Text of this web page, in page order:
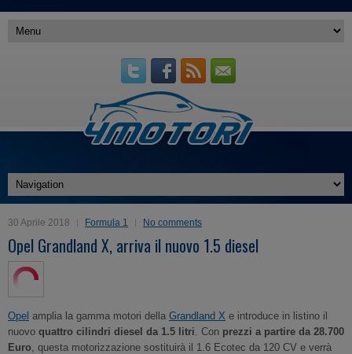
30 Aprile 2018 Formula 1 No comments
Opel Grandland X, arriva il nuovo 1.5 diesel
Opel amplia la gamma motori della Grandland X e introduce in listino il
nuovo quattro cilindri diesel da 1.5 litri. Con prezzi a partire da 28.700
Euro, questa motorizzazione sostituirà il 1.6 Ecotec da 120 CV e verrà